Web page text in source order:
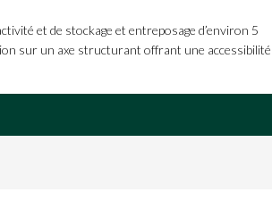
et de stockage et entreposage d’environ 5
sur un axe structurant offrant une accessibilité